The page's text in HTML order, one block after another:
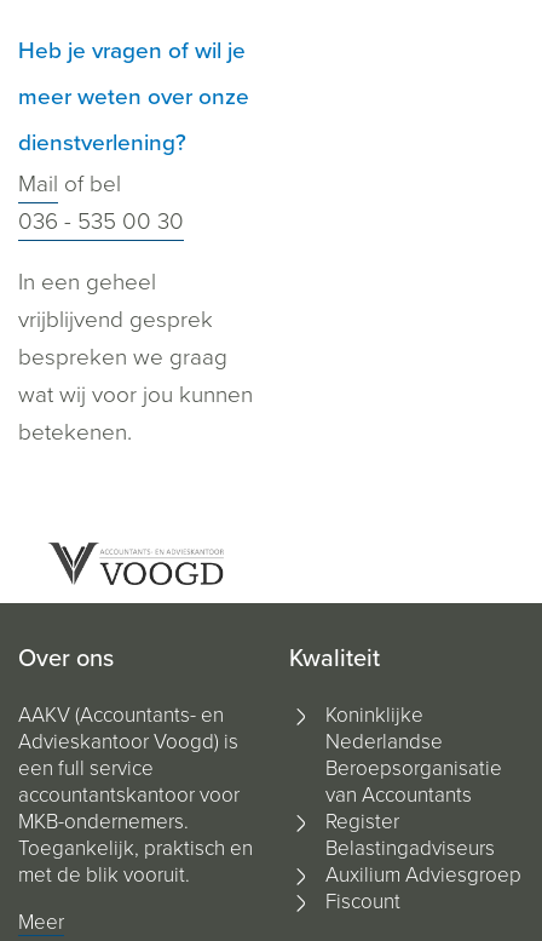
Heb je vragen of wil je
meer weten over onze
dienstverlening?
Mail of bel
036 - 535 00 30
In een geheel
vrijblijvend gesprek
bespreken we graag
wat wij voor jou kunnen
betekenen.
Over ons
AAKV (Accountants- en
Advieskantoor Voogd) is
een full service
accountantskantoor voor
MKB-ondernemers.
Toegankelijk, praktisch en
met de blik vooruit.
Meer
Kwaliteit
Koninklijke
Nederlandse
Beroepsorganisatie
van Accountants
Register
Belastingadviseurs
Auxilium Adviesgroep
Fiscount